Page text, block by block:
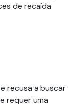
de recaída
recusa a buscar
requer uma